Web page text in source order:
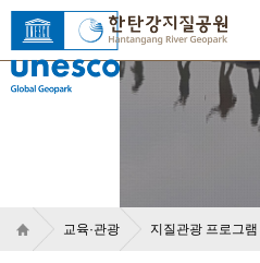
교육·관광 지질관광 프로그램